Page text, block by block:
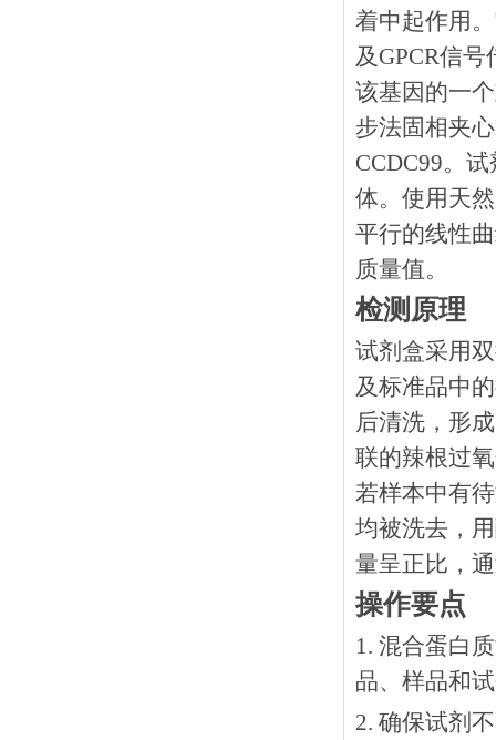
着中起作用
及GPCR信
该基因的一
步法固相夹
CCDC99。
体。使用天
平行的线性
质量值。
检测原理
试剂盒采用
及标准品中
后清洗，形
联的辣根过
若样本中有
均被洗去，
量呈正比，
操作要点
1. 混合蛋白
品、样品和
2. 确保试剂